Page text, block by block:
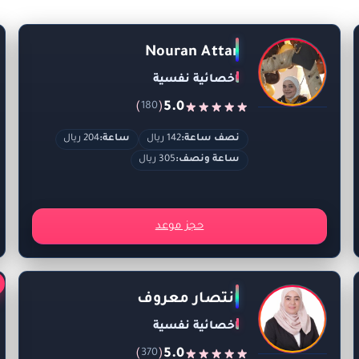
Nouran Attar
اخصائية نفسية
5.0
(
180
)
نصف ساعة:142 ريال ساعة:204 ريال
ساعة ونصف:305 ريال
حجز موعد
انتصار معروف
اخصائية نفسية
5.0
(
370
)